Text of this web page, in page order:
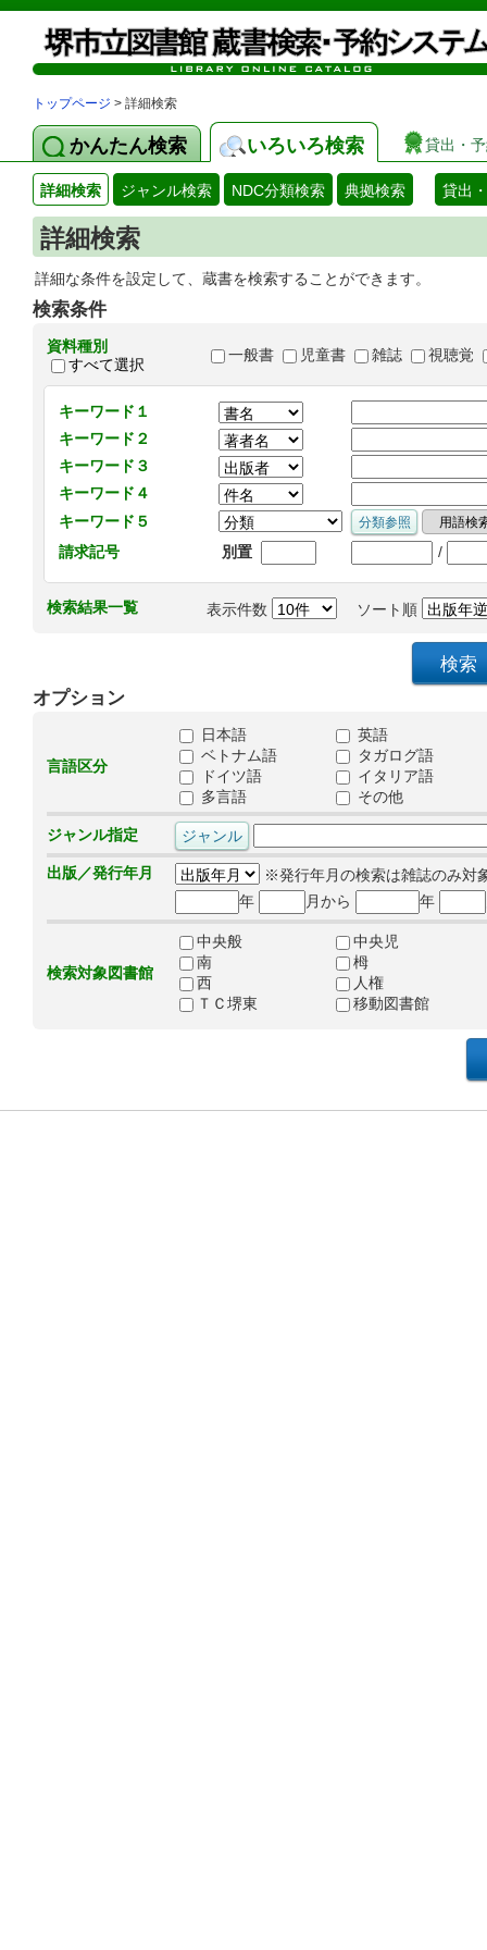
トップページ > 詳細検索
かんたん検索 いろいろ検索 貸出・
詳細検索 ジャンル検索 NDC分類検索 典拠検索 貸出
詳細検索
詳細な条件を設定して、蔵書を検索することができます。
検索条件
資料種別
すべて選択
一般書 児童書 雑誌 視聴覚
キーワード１
キーワード２
キーワード３
キーワード４
キーワード５
請求記号
別置 /
検索結果一覧 表示件数 ソート順
オプション
言語区分
日本語
英語
ベトナム語
タガログ語
ドイツ語
イタリア語
多言語
その他
ジャンル指定
出版／発行年月
※発行年月の検索は雑誌のみ対
年
月から 年
検索対象図書館
中央般
中央児
南
栂
西
人権
ＴＣ堺東
移動図書館